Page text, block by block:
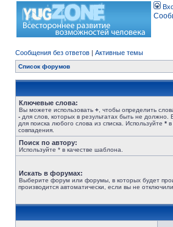
Сообщения без ответов | Активные темы
Список форумов
Ключевые слова:
Вы можете использовать + , чтобы определить
- для слов, которых в результатах быть не
для поиска любого слова из списка. Используйте * в
совпадения.
Поиск по автору:
Используйте * в качестве шаблона.
Искать в форумах:
Выберите форум или форумы, в которых будет
производится автоматически, если вы не